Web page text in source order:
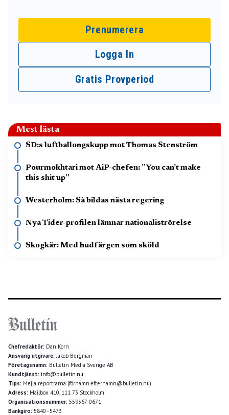
Prenumerera
Logga In
Gratis Provperiod
Mest lästa
SD:s luftballongskupp mot Thomas Stenström
Pourmokhtari mot AiP-chefen: ”You can’t make
this shit up”
Westerholm: Så bildas nästa regering
Nya Tider-profilen lämnar nationaliströrelse
Skogkär: Med hudfärgen som sköld
Chefredaktör: Dan Korn
Ansvarig utgivare: Jakob Bergman
Företagsnamn: Bulletin Media Sverige AB
Kundtjänst: info@bulletin.nu
Tips: Mejla reportrarna (förnamn.efternamn@bulletin.nu)
Adress: Mailbox 410, 111 73 Stockholm
Organisationsnummer: 559367-0671
Bankgiro: 5840–5473